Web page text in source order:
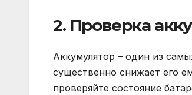
2. Проверка
Аккумулятор – один из
существенно снижает его
проверяйте состояние